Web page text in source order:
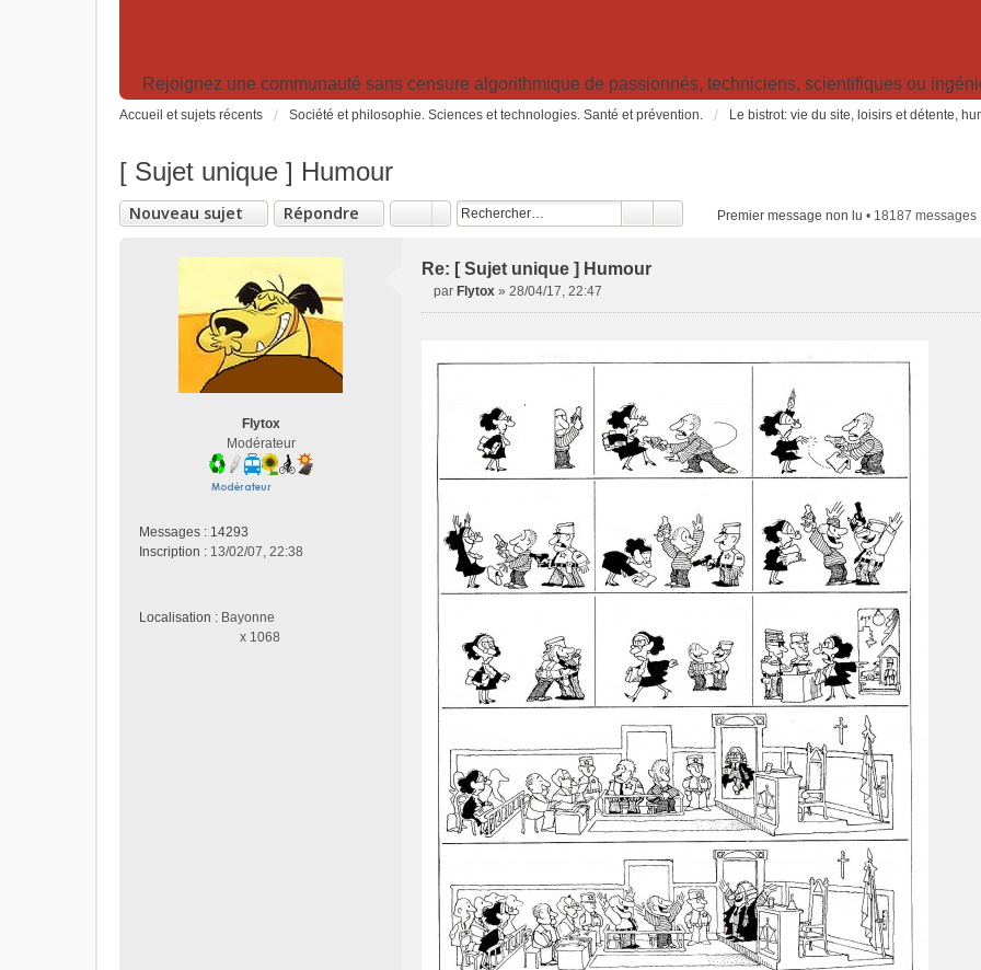
Rejoignez une communauté sans censure algorithmique de passionnés, techniciens, scientifiques ou
Accueil et sujets récents Société et philosophie. Sciences et technologies. Santé et prévention. Le bistrot: vie du site, loisirs et détente,
[ Sujet unique ] Humour
Nouveau sujet Répondre Premier message non lu • 18187 messages
Flytox
Modérateur
Messages : 14293
Inscription : 13/02/07, 22:38
Localisation : Bayonne
x 1068
Re: [ Sujet unique ] Humour
s
n
o
n
par Flytox » 28/04/17, 22:47